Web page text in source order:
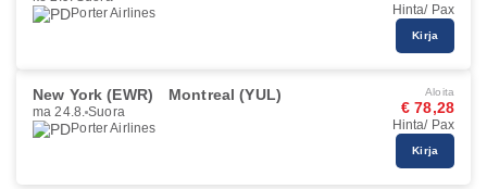
Porter Airlines
Hinta/ Pax
Kirja
New York (EWR) Montreal (YUL)
ma 24.8. Suora
Porter Airlines
Aloita
€ 78,28
Hinta/ Pax
Kirja